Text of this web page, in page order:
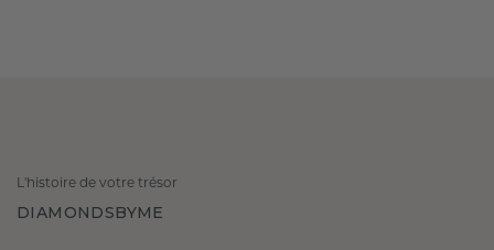
L'histoire de votre trésor
DIAMONDSBYME